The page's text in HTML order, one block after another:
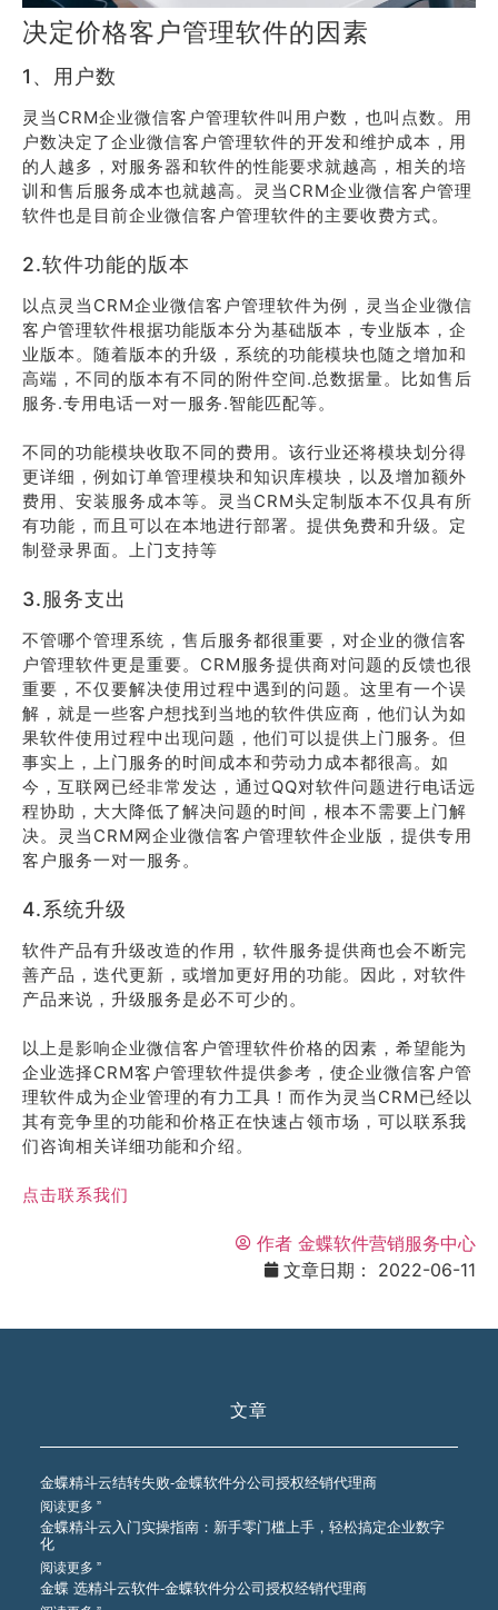
决定价格客户管理软件的因素
1、用户数
灵当CRM企业微信客户管理软件叫用户数，也叫点数。用
户数决定了企业微信客户管理软件的开发和维护成本，用
的人越多，对服务器和软件的性能要求就越高，相关的培
训和售后服务成本也就越高。灵当CRM企业微信客户管理
软件也是目前企业微信客户管理软件的主要收费方式。
2.软件功能的版本
以点灵当CRM企业微信客户管理软件为例，灵当企业微信
客户管理软件根据功能版本分为基础版本，专业版本，企
业版本。随着版本的升级，系统的功能模块也随之增加和
高端，不同的版本有不同的附件空间.总数据量。比如售后
服务.专用电话一对一服务.智能匹配等。
不同的功能模块收取不同的费用。该行业还将模块划分得
更详细，例如订单管理模块和知识库模块，以及增加额外
费用、安装服务成本等。灵当CRM头定制版本不仅具有所
有功能，而且可以在本地进行部署。提供免费和升级。定
制登录界面。上门支持等
3.服务支出
不管哪个管理系统，售后服务都很重要，对企业的微信客
户管理软件更是重要。CRM服务提供商对问题的反馈也很
重要，不仅要解决使用过程中遇到的问题。这里有一个误
解，就是一些客户想找到当地的软件供应商，他们认为如
果软件使用过程中出现问题，他们可以提供上门服务。但
事实上，上门服务的时间成本和劳动力成本都很高。如
今，互联网已经非常发达，通过QQ对软件问题进行电话远
程协助，大大降低了解决问题的时间，根本不需要上门解
决。灵当CRM网企业微信客户管理软件企业版，提供专用
客户服务一对一服务。
4.系统升级
软件产品有升级改造的作用，软件服务提供商也会不断完
善产品，迭代更新，或增加更好用的功能。因此，对软件
产品来说，升级服务是必不可少的。
以上是影响企业微信客户管理软件价格的因素，希望能为
企业选择CRM客户管理软件提供参考，使企业微信客户管
理软件成为企业管理的有力工具！而作为灵当CRM已经以
其有竞争里的功能和价格正在快速占领市场，可以联系我
们咨询相关详细功能和介绍。
点击联系我们
作者 金蝶软件营销服务中心
文章日期：
2022-06-11
文章
金蝶精斗云结转失败-金蝶软件分公司授权经销代理商
阅读更多 ”
金蝶精斗云入门实操指南：新手零门槛上手，轻松搞定企业数字
化
阅读更多 ”
金蝶 选精斗云软件-金蝶软件分公司授权经销代理商